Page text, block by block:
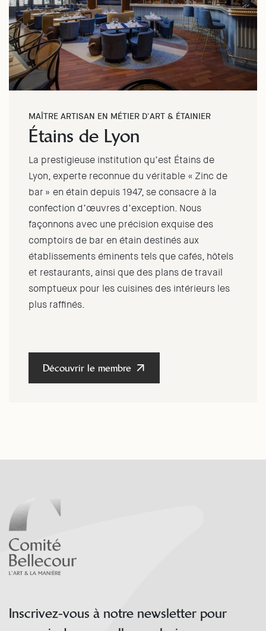
MAÎTRE ARTISAN EN MÉTIER D'ART & ÉTAINIER
Étains de Lyon
La prestigieuse institution qu’est Étains de
Lyon, experte reconnue du véritable « Zinc de
bar » en étain depuis 1947, se consacre à la
confection d’œuvres d’exception. Nous
façonnons avec une précision exquise des
comptoirs de bar en étain destinés aux
établissements éminents tels que cafés, hôtels
et restaurants, ainsi que des plans de travail
somptueux pour les cuisines des intérieurs les
plus raffinés.
Découvrir le membre
Inscrivez-vous à notre newsletter pour